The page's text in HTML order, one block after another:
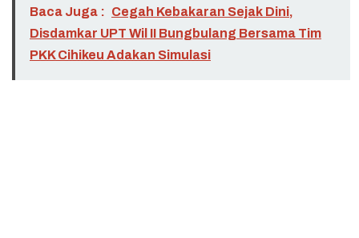
Baca Juga : Cegah Kebakaran Sejak Dini,
Disdamkar UPT Wil II Bungbulang Bersama Tim
PKK Cihikeu Adakan Simulasi